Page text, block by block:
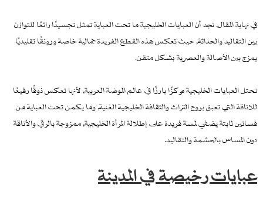
في نهاية المقال, نجد أن العبايات الخليجية ما تحت العباية تمثل تجسيدًا رائعًا للتوازن
بين التقاليد والحداثة, حيث تعكس هذه القطع الفريدة جمالية خاصة ورونقًا تقليديًا
يمزج بين الأصالة والعصرية بشكل متقن.
تحتل العبايات الخليجية مركزًا بارزًا في عالم الموضة العربية, لأنها تعكس ذوقًا رفيعًا
للاناقة التي تعبق بروح التراث والثقافة الخليجية الغنية, وما يكمن تحت العباية من
فساتين ثابتة يضفي لمسة فريدة على إطلالة المرأة الخليجية, ممزوجة بالرقي والأناقة
دون المساس بالحشمة والتقاليد.
عبايات رخيصة في المدينة